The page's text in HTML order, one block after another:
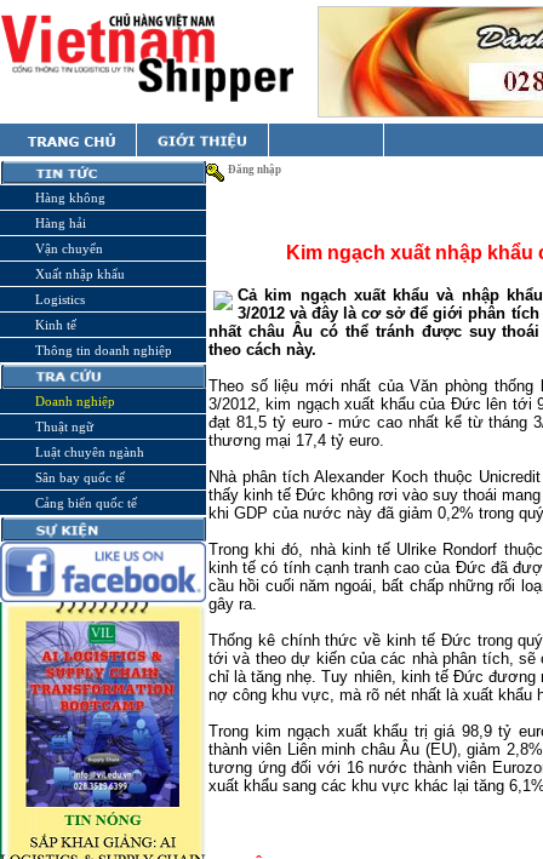
Hàng không
Hàng hải
Vận chuyển
Xuất nhập khẩu
Logistics
Kinh tế
Thông tin doanh nghiệp
Doanh nghiệp
Thuật ngữ
Luật chuyên ngành
Sân bay quốc tế
Cảng biển quốc tế
Đăng nhập
Kim ngạch xuất nhập
Cả kim ngạch xuất khẩu và nhập
3/2012 và đây là cơ sở để giới phân
nhất châu Âu có thể tránh được suy
theo cách này.
Theo số liệu mới nhất của Văn phòng
3/2012, kim ngạch xuất khẩu của Đức lên tới
đạt 81,5 tỷ euro - mức cao nhất kể từ tháng
thương mại 17,4 tỷ euro.
Nhà phân tích Alexander Koch thuộc
thấy kinh tế Đức không rơi vào suy thoái
khi GDP của nước này đã giảm 0,2% trong
Trong khi đó, nhà kinh tế Ulrike Rondorf
kinh tế có tính cạnh tranh cao của Đức đã
cầu hồi cuối năm ngoái, bất chấp những rối
gây ra.
Thống kê chính thức về kinh tế Đức trong
tới và theo dự kiến của các nhà phân tích,
chỉ là tăng nhẹ. Tuy nhiên, kinh tế Đức đương
nợ công khu vực, mà rõ nét nhất là xuất khẩu
Trong kim ngạch xuất khẩu trị giá 98,9 tỷ
thành viên Liên minh châu Âu (EU), giảm
tương ứng đối với 16 nước thành viên
xuất khẩu sang các khu vực khác lại tăng